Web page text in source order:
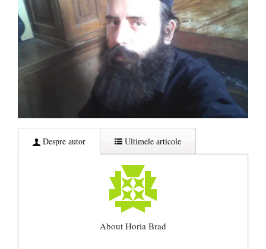
Despre autor Ultimele articole
About Horia Brad